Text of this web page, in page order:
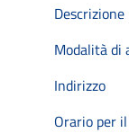
Descrizione
Modalità di
Indirizzo
Orario per